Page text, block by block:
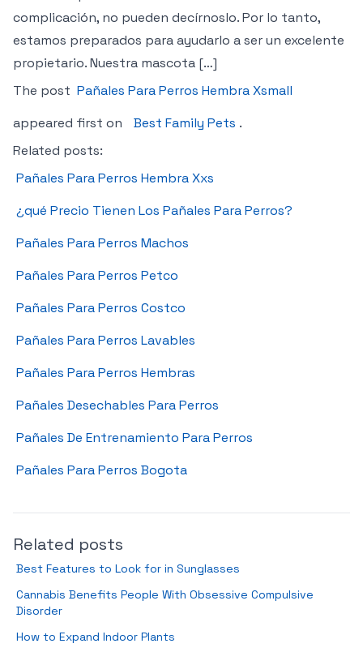
complicación, no pueden decírnoslo. Por lo tanto,
estamos preparados para ayudarlo a ser un excelente
propietario. Nuestra mascota […]
The post Pañales Para Perros Hembra Xsmall
appeared first on
Best Family Pets .
Related posts:
Pañales Para Perros Hembra Xxs
¿qué Precio Tienen Los Pañales Para Perros?
Pañales Para Perros Machos
Pañales Para Perros Petco
Pañales Para Perros Costco
Pañales Para Perros Lavables
Pañales Para Perros Hembras
Pañales Desechables Para Perros
Pañales De Entrenamiento Para Perros
Pañales Para Perros Bogota
Related posts
Best Features to Look for in Sunglasses
Cannabis Benefits People With Obsessive Compulsive
Disorder
How to Expand Indoor Plants